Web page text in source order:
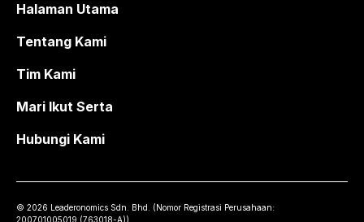
Halaman Utama
Tentang Kami
Tim Kami
Mari Ikut Serta
Hubungi Kami
© 2026 Leaderonomics Sdn. Bhd. (Nomor Registrasi Perusahaan:
200701005019 (763018-A))